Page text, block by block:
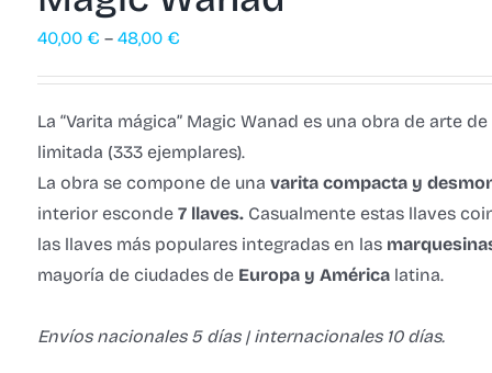
40,00 € – 48,00 €
La “Varita mágica” Magic Wanad es una obra de arte
limitada (333 ejemplares).
La obra se compone de una varita compacta y
interior esconde 7 llaves. Casualmente estas llaves
las llaves más populares integradas en las
mayoría de ciudades de Europa y América latina.
Envíos nacionales 5 días | internacionales 10 días.